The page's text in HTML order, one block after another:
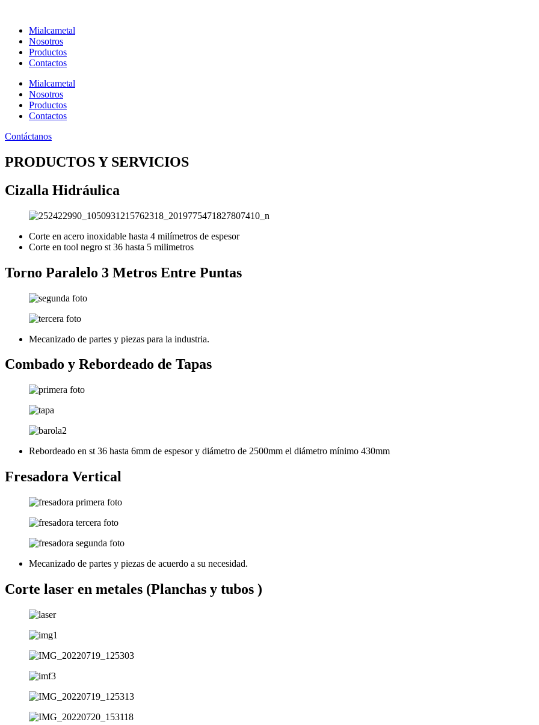
contenidoMialcametal
Nosotros
Productos
Contactos
Mialcametal
Nosotros
Productos
Contactos
Contáctanos
PRODUCTOS Y SERVICIOS
Cizalla Hidráulica
Corte en acero inoxidable hasta 4 milímetros de espesor
Corte en tool negro st 36 hasta 5 milimetros
Torno Paralelo 3 Metros Entre Puntas
Mecanizado de partes y piezas para la industria.
Combado y Rebordeado de Tapas
Rebordeado en st 36 hasta 6mm de espesor y diámetro de 2500mm el diámetro mínimo 430mm
Fresadora Vertical
Mecanizado de partes y piezas de acuerdo a su necesidad.
Corte laser en metales (Planchas y tubos )